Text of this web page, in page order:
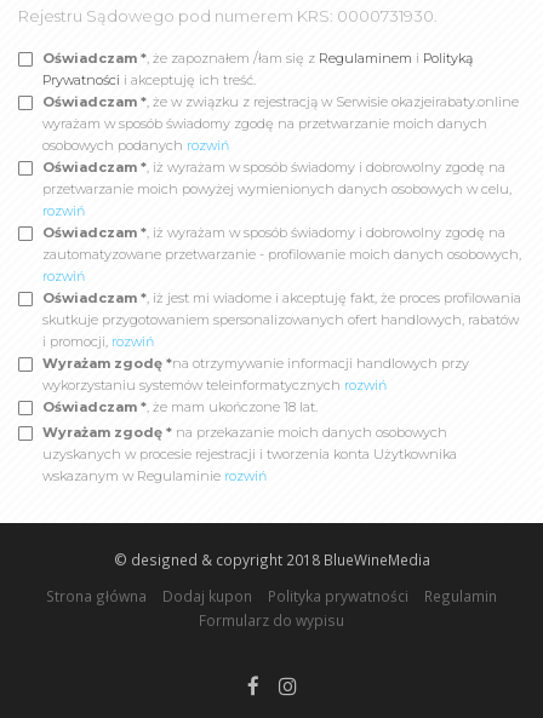
Rejestru Sądowego pod numerem KRS: 0000731930.
Oświadczam *, że zapoznałem /łam się z Regulaminem i Polityką
Prywatności i akceptuję ich treść.
Oświadczam *, że w związku z rejestracją w Serwisie okazjeirabaty.online
wyrażam w sposób świadomy zgodę na przetwarzanie moich danych
osobowych podanych rozwiń
Oświadczam *, iż wyrażam w sposób świadomy i dobrowolny zgodę na
przetwarzanie moich powyżej wymienionych danych osobowych w celu,
rozwiń
Oświadczam *, iż wyrażam w sposób świadomy i dobrowolny zgodę na
zautomatyzowane przetwarzanie - profilowanie moich danych osobowych,
rozwiń
Oświadczam *, iż jest mi wiadome i akceptuję fakt, że proces profilowania
skutkuje przygotowaniem spersonalizowanych ofert handlowych, rabatów
i promocji, rozwiń
Wyrażam zgodę *na otrzymywanie informacji handlowych przy
wykorzystaniu systemów teleinformatycznych rozwiń
Oświadczam *, że mam ukończone 18 lat.
Wyrażam zgodę * na przekazanie moich danych osobowych
uzyskanych w procesie rejestracji i tworzenia konta Użytkownika
wskazanym w Regulaminie rozwiń
© designed & copyright 2018 BlueWineMedia
Strona główna
Dodaj kupon Polityka prywatności
Regulamin
Formularz do wypisu